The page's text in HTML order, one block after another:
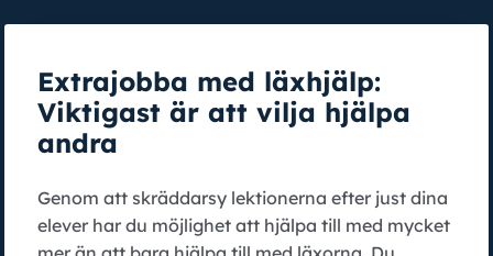
Extrajobba med läxhjälp:
Viktigast är att vilja hjälpa
andra
Genom att skräddarsy lektionerna efter just dina
elever har du möjlighet att hjälpa till med mycket